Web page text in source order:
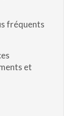
fréquents
et